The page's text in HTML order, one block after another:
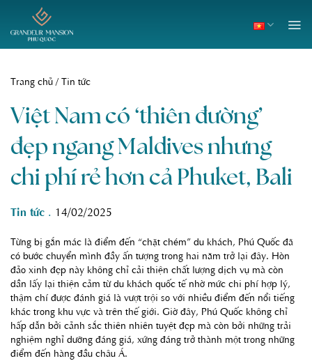
content
Trang chủ /Tin tức
Việt Nam có ‘thiên đường’
đẹp ngang Maldives nhưng
chi phí rẻ hơn cả Phuket, Bali
Tin tức . 14/02/2025
Từng bị gắn mác là điểm đến “chặt chém” du khách, Phú Quốc đã
có bước chuyển mình đầy ấn tượng trong hai năm trở lại đây. Hòn
đảo xinh đẹp này không chỉ cải thiện chất lượng dịch vụ mà còn
dần lấy lại thiện cảm từ du khách quốc tế nhờ mức chi phí hợp lý,
thậm chí được đánh giá là vượt trội so với nhiều điểm đến nổi tiếng
khác trong khu vực và trên thế giới. Giờ đây, Phú Quốc không chỉ
hấp dẫn bởi cảnh sắc thiên nhiên tuyệt đẹp mà còn bởi những trải
nghiệm nghỉ dưỡng đáng giá, xứng đáng trở thành một trong những
điểm đến hàng đầu châu Á.